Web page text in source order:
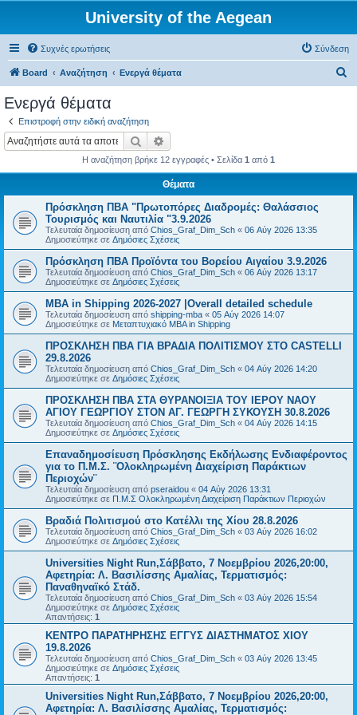
University of the Aegean
Συχνές ερωτήσεις Σύνδεση
Board Αναζήτηση Ενεργά θέματα
Ενεργά θέματα
Επιστροφή στην ειδική αναζήτηση
Αναζήτηση
Η αναζήτηση βρήκε 12 εγγραφές • Σελίδα 1 από 1
Θέματα
Πρόσκληση ΠΒΑ "Πρωτοπόρες Διαδρομές: Θαλάσσιος
Τουρισμός και Ναυτιλία "3.9.2026
Τελευταία δημοσίευση από Chios_Graf_Dim_Sch « 06 Αύγ 2026 13:35
Δημοσιεύτηκε σε Δημόσιες Σχέσεις
Πρόσκληση ΠΒΑ Προϊόντα του Βορείου Αιγαίου 3.9.2026
Τελευταία δημοσίευση από Chios_Graf_Dim_Sch « 06 Αύγ 2026 13:17
Δημοσιεύτηκε σε Δημόσιες Σχέσεις
MBA in Shipping 2026-2027 |Overall detailed schedule
Τελευταία δημοσίευση από shipping-mba « 05 Αύγ 2026 14:07
Δημοσιεύτηκε σε Μεταπτυχιακό MBA in Shipping
ΠΡΟΣΚΛΗΣΗ ΠΒΑ ΓΙΑ ΒΡΑΔΙΑ ΠΟΛΙΤΙΣΜΟΥ ΣΤΟ CASTELLI
29.8.2026
Τελευταία δημοσίευση από Chios_Graf_Dim_Sch « 04 Αύγ 2026 14:20
Δημοσιεύτηκε σε Δημόσιες Σχέσεις
ΠΡΟΣΚΛΗΣΗ ΠΒΑ ΣΤΑ ΘΥΡΑΝΟΙΞΙΑ ΤΟΥ ΙΕΡΟΥ ΝΑΟΥ
ΑΓΙΟΥ ΓΕΩΡΓΙΟΥ ΣΤΟΝ ΑΓ. ΓΕΩΡΓΗ ΣΥΚΟΥΣΗ 30.8.2026
Τελευταία δημοσίευση από Chios_Graf_Dim_Sch « 04 Αύγ 2026 14:15
Δημοσιεύτηκε σε Δημόσιες Σχέσεις
Επαναδημοσίευση Πρόσκλησης Εκδήλωσης Ενδιαφέροντος
για το Π.Μ.Σ. ¨Ολοκληρωμένη Διαχείριση Παράκτιων
Περιοχών¨
Τελευταία δημοσίευση από pseraidou « 04 Αύγ 2026 13:31
Δημοσιεύτηκε σε Π.Μ.Σ Ολοκληρωμένη Διαχείριση Παράκτιων Περιοχών
Βραδιά Πολιτισμού στο Κατέλλι της Χίου 28.8.2026
Τελευταία δημοσίευση από Chios_Graf_Dim_Sch « 03 Αύγ 2026 16:02
Δημοσιεύτηκε σε Δημόσιες Σχέσεις
Universities Night Run,Σάββατο, 7 Νοεμβρίου 2026,20:00,
Αφετηρία: Λ. Βασιλίσσης Αμαλίας, Τερματισμός:
Παναθηναϊκό Στάδ.
Τελευταία δημοσίευση από Chios_Graf_Dim_Sch « 03 Αύγ 2026 15:54
Δημοσιεύτηκε σε Δημόσιες Σχέσεις
Απαντήσεις: 1
ΚΕΝΤΡΟ ΠΑΡΑΤΗΡΗΣΗΣ ΕΓΓΥΣ ΔΙΑΣΤΗΜΑΤΟΣ ΧΙΟΥ
19.8.2026
Τελευταία δημοσίευση από Chios_Graf_Dim_Sch « 03 Αύγ 2026 13:45
Δημοσιεύτηκε σε Δημόσιες Σχέσεις
Απαντήσεις: 1
Universities Night Run,Σάββατο, 7 Νοεμβρίου 2026,20:00,
Αφετηρία: Λ. Βασιλίσσης Αμαλίας, Τερματισμός: